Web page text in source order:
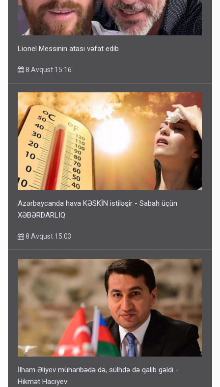
Lionel Messinin atası vəfat edib
8 Avqust 15:16
Azərbaycanda hava KƏSKİN istiləşir - Sabah üçün
XƏBƏRDARLIQ
8 Avqust 15:03
İlham Əliyev müharibədə də, sülhdə də qalib gəldi -
Hikmət Hacıyev